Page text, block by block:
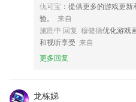
电子发票功能改版优化，提高用户
联系我们
以上就是苹果手机炸金花下载的介
用商店进行打分评论，说出您的使
优化修改。
仇可宝 ：提供更多的游戏更
验。
来自
施胜中 回复 穆健德优化游戏
和视听享受 来自
更多回复
龙栋娣